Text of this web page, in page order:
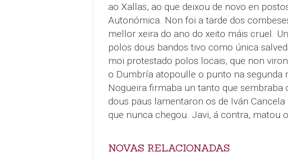
ao Xallas, ao que deixou de novo en
Autonómica. Non foi a tarde dos
mellor xeira do ano do xeito máis cruel.
polos dous bandos tivo como única
moi protestado polos locais, que non
o Dumbría atopoulle o punto na segunda
Nogueira firmaba un tanto que sembraba
dous paus lamentaron os de Iván
que nunca chegou. Javi, á contra, matou
NOVAS RELACIONADAS